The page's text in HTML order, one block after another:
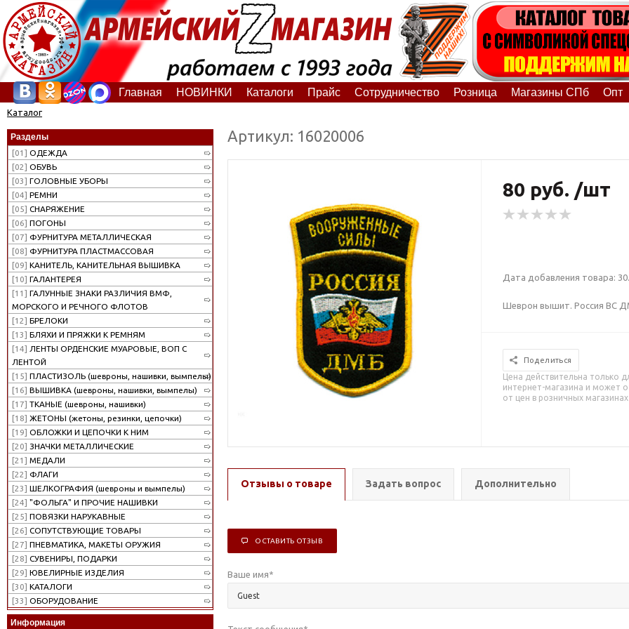
Главная НОВИНКИ Каталоги Прайс Сотрудничество Розница Магазины СПб Опт
Каталог
Разделы
[01] ОДЕЖДА
[02] ОБУВЬ
[03] ГОЛОВНЫЕ УБОРЫ
[04] РЕМНИ
[05] СНАРЯЖЕНИЕ
[06] ПОГОНЫ
[07] ФУРНИТУРА МЕТАЛЛИЧЕСКАЯ
[08] ФУРНИТУРА ПЛАСТМАССОВАЯ
[09] КАНИТЕЛЬ, КАНИТЕЛЬНАЯ ВЫШИВКА
[10] ГАЛАНТЕРЕЯ
[11] ГАЛУННЫЕ ЗНАКИ РАЗЛИЧИЯ ВМФ,
МОРСКОГО И РЕЧНОГО ФЛОТОВ
[12] БРЕЛОКИ
[13] БЛЯХИ И ПРЯЖКИ К РЕМНЯМ
[14] ЛЕНТЫ ОРДЕНСКИЕ МУАРОВЫЕ, ВОП С
ЛЕНТОЙ
[15] ПЛАСТИЗОЛЬ (шевроны, нашивки, вымпелы)
[16] ВЫШИВКА (шевроны, нашивки, вымпелы)
[17] ТКАНЫЕ (шевроны, нашивки)
[18] ЖЕТОНЫ (жетоны, резинки, цепочки)
[19] ОБЛОЖКИ И ЦЕПОЧКИ К НИМ
[20] ЗНАЧКИ МЕТАЛЛИЧЕСКИЕ
[21] МЕДАЛИ
[22] ФЛАГИ
[23] ШЕЛКОГРАФИЯ (шевроны и вымпелы)
[24] "ФОЛЬГА" И ПРОЧИЕ НАШИВКИ
[25] ПОВЯЗКИ НАРУКАВНЫЕ
[26] СОПУТСТВУЮЩИЕ ТОВАРЫ
[27] ПНЕВМАТИКА, МАКЕТЫ ОРУЖИЯ
[28] СУВЕНИРЫ, ПОДАРКИ
[29] ЮВЕЛИРНЫЕ ИЗДЕЛИЯ
[30] КАТАЛОГИ
[33] ОБОРУДОВАНИЕ
Информация
Артикул: 16020006
80 руб. /шт
Дата добавления товара:
Шеврон вышит. Россия ВС
Поделиться
Цена действительна только
интернет-магазина и может
от цен в розничных магазинах
Отзывы о товаре Задать вопрос Дополнительно
ОСТАВИТЬ ОТЗЫВ
Ваше имя*